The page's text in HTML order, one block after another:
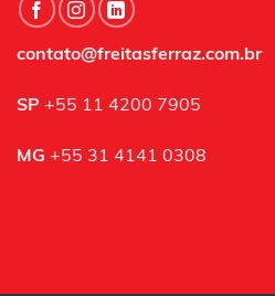
contato@freitasferraz.com.br
SP +55 11 4200 7905
MG +55 31 4141 0308